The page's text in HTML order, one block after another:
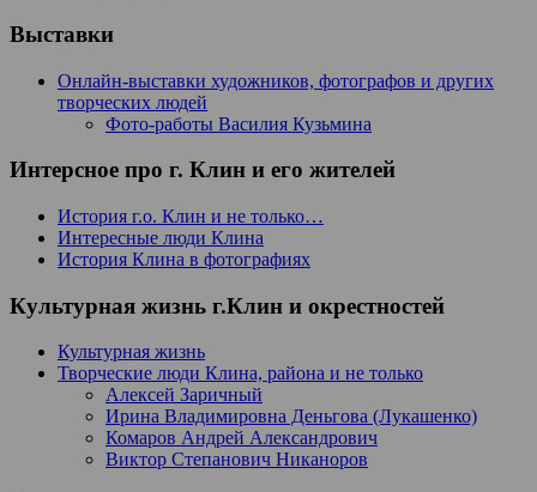
Выставки
Онлайн-выставки художников, фотографов и других
творческих людей
Фото-работы Василия Кузьмина
Интерсное про г. Клин и его жителей
История г.о. Клин и не только…
Интересные люди Клина
История Клина в фотографиях
Культурная жизнь г.Клин и окрестностей
Культурная жизнь
Творческие люди Клина, района и не только
Алексей Заричный
Ирина Владимировна Деньгова (Лукашенко)
Комаров Андрей Александрович
Виктор Степанович Никаноров